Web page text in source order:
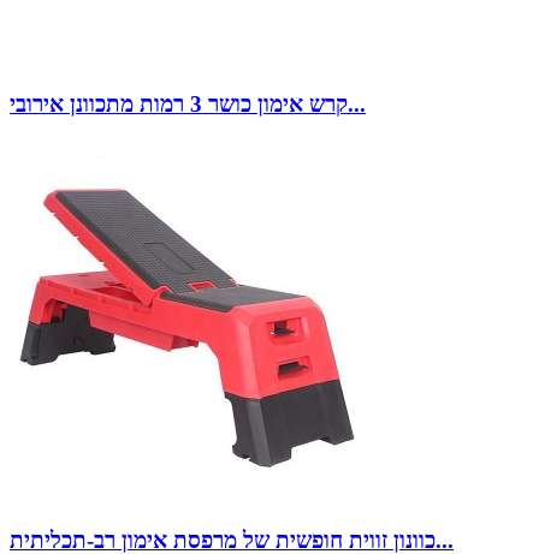
קרש אימון כושר 3 רמות מתכוונן אירובי...
כוונון זווית חופשית של מרפסת אימון רב-תכליתית...